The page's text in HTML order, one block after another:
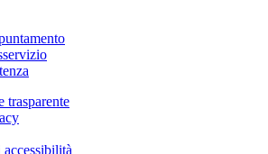
trasparente